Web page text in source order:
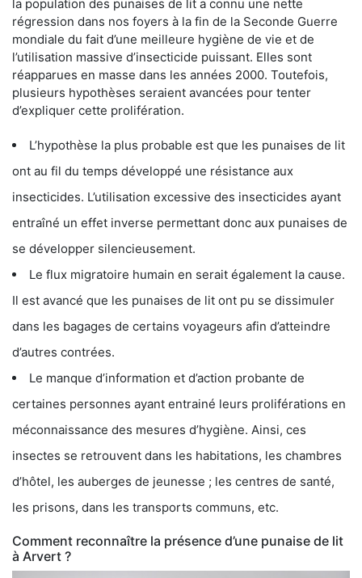
la population des punaises de lit a connu une nette
régression dans nos foyers à la fin de la Seconde Guerre
mondiale du fait d’une meilleure hygiène de vie et de
l’utilisation massive d’insecticide puissant. Elles sont
réapparues en masse dans les années 2000. Toutefois,
plusieurs hypothèses seraient avancées pour tenter
d’expliquer cette prolifération.
L’hypothèse la plus probable est que les punaises de lit
ont au fil du temps développé une résistance aux
insecticides. L’utilisation excessive des insecticides ayant
entraîné un effet inverse permettant donc aux punaises de
se développer silencieusement.
Le flux migratoire humain en serait également la cause.
Il est avancé que les punaises de lit ont pu se dissimuler
dans les bagages de certains voyageurs afin d’atteindre
d’autres contrées.
Le manque d’information et d’action probante de
certaines personnes ayant entrainé leurs proliférations en
méconnaissance des mesures d’hygiène. Ainsi, ces
insectes se retrouvent dans les habitations, les chambres
d’hôtel, les auberges de jeunesse ; les centres de santé,
les prisons, dans les transports communs, etc.
Comment reconnaître la présence d’une punaise de lit
à Arvert ?